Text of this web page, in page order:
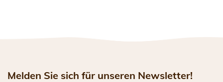
Melden Sie sich für unseren Newsletter!